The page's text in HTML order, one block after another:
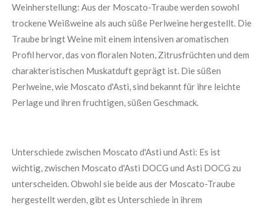
Weinherstellung: Aus der Moscato-Traube werden sowohl
trockene Weißweine als auch süße Perlweine hergestellt. Die
Traube bringt Weine mit einem intensiven aromatischen
Profil hervor, das von floralen Noten, Zitrusfrüchten und dem
charakteristischen Muskatduft geprägt ist. Die süßen
Perlweine, wie Moscato d'Asti, sind bekannt für ihre leichte
Perlage und ihren fruchtigen, süßen Geschmack.
Unterschiede zwischen Moscato d'Asti und Asti: Es ist
wichtig, zwischen Moscato d'Asti DOCG und Asti DOCG zu
unterscheiden. Obwohl sie beide aus der Moscato-Traube
hergestellt werden, gibt es Unterschiede in ihrem